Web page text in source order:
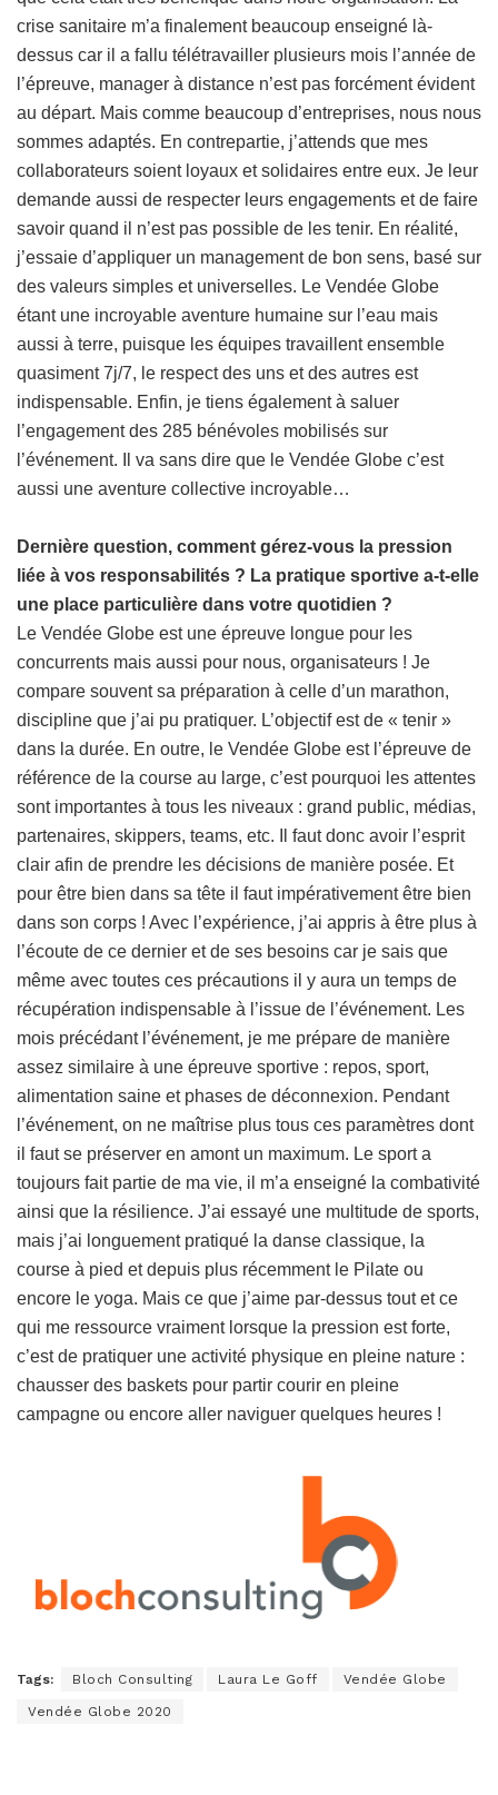
crise sanitaire m’a finalement beaucoup enseigné là-
dessus car il a fallu télétravailler plusieurs mois l’année de
l’épreuve, manager à distance n’est pas forcément évident
au départ. Mais comme beaucoup d’entreprises, nous nous
sommes adaptés. En contrepartie, j’attends que mes
collaborateurs soient loyaux et solidaires entre eux. Je leur
demande aussi de respecter leurs engagements et de faire
savoir quand il n’est pas possible de les tenir. En réalité,
j’essaie d’appliquer un management de bon sens, basé sur
des valeurs simples et universelles. Le Vendée Globe
étant une incroyable aventure humaine sur l’eau mais
aussi à terre, puisque les équipes travaillent ensemble
quasiment 7j/7, le respect des uns et des autres est
indispensable. Enfin, je tiens également à saluer
l’engagement des 285 bénévoles mobilisés sur
l’événement. Il va sans dire que le Vendée Globe c’est
aussi une aventure collective incroyable…
Dernière question, comment gérez-vous la pression
liée à vos responsabilités ? La pratique sportive a-t-elle
une place particulière dans votre quotidien ?
Le Vendée Globe est une épreuve longue pour les
concurrents mais aussi pour nous, organisateurs ! Je
compare souvent sa préparation à celle d’un marathon,
discipline que j’ai pu pratiquer. L’objectif est de « tenir »
dans la durée. En outre, le Vendée Globe est l’épreuve de
référence de la course au large, c’est pourquoi les attentes
sont importantes à tous les niveaux : grand public, médias,
partenaires, skippers, teams, etc. Il faut donc avoir l’esprit
clair afin de prendre les décisions de manière posée. Et
pour être bien dans sa tête il faut impérativement être bien
dans son corps ! Avec l’expérience, j’ai appris à être plus à
l’écoute de ce dernier et de ses besoins car je sais que
même avec toutes ces précautions il y aura un temps de
récupération indispensable à l’issue de l’événement. Les
mois précédant l’événement, je me prépare de manière
assez similaire à une épreuve sportive : repos, sport,
alimentation saine et phases de déconnexion. Pendant
l’événement, on ne maîtrise plus tous ces paramètres dont
il faut se préserver en amont un maximum. Le sport a
toujours fait partie de ma vie, il m’a enseigné la combativité
ainsi que la résilience. J’ai essayé une multitude de sports,
mais j’ai longuement pratiqué la danse classique, la
course à pied et depuis plus récemment le Pilate ou
encore le yoga. Mais ce que j’aime par-dessus tout et ce
qui me ressource vraiment lorsque la pression est forte,
c’est de pratiquer une activité physique en pleine nature :
chausser des baskets pour partir courir en pleine
campagne ou encore aller naviguer quelques heures !
Tags: Bloch Consulting Laura Le Goff Vendée Globe
Vendée Globe 2020